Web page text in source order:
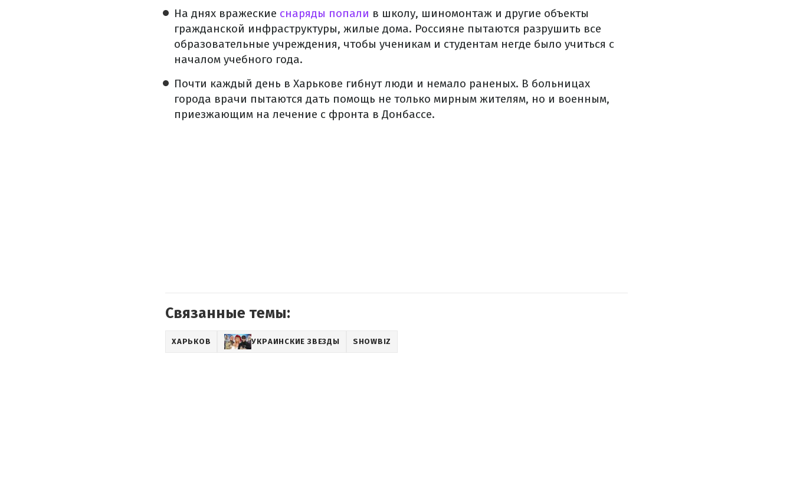
На днях вражеские снаряды попали в школу, шиномонтаж и другие объекты
гражданской инфраструктуры, жилые дома. Россияне пытаются разрушить все
образовательные учреждения, чтобы ученикам и студентам негде было учиться с
началом учебного года.
Почти каждый день в Харькове гибнут люди и немало раненых. В больницах
города врачи пытаются дать помощь не только мирным жителям, но и военным,
приезжающим на лечение с фронта в Донбассе.
Связанные темы:
ХАРЬКОВ УКРАИНСКИЕ ЗВЕЗДЫ SHOWBIZ